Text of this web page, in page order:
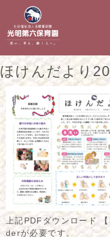
ほけんだより
上記PDFダウンロード
derが必要です。